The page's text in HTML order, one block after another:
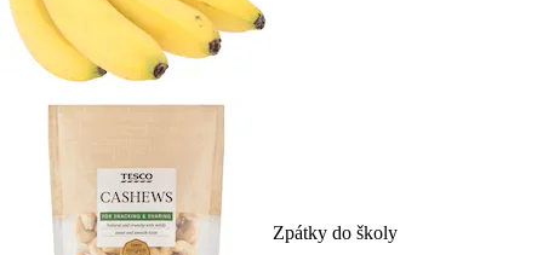
Zpátky do školy